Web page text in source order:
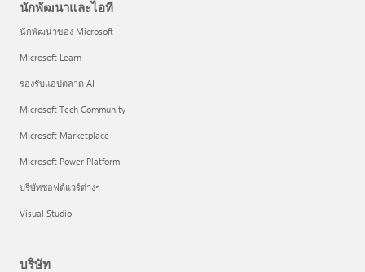
นักพัฒนาและไอที
นักพัฒนาของ Microsoft
Microsoft Learn
รองรับแอปตลาด AI
Microsoft Tech Community
Microsoft Marketplace
Microsoft Power Platform
บริษัทซอฟต์แวร์ต่างๆ
Visual Studio
บริษัท